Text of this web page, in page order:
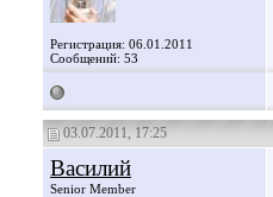
Регистрация: 06.01.2011
Сообщений: 53
03.07.2011, 17:25
Василий
Senior Member